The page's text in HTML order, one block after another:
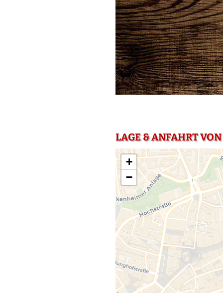
LAGE & ANFAHRT
+
−